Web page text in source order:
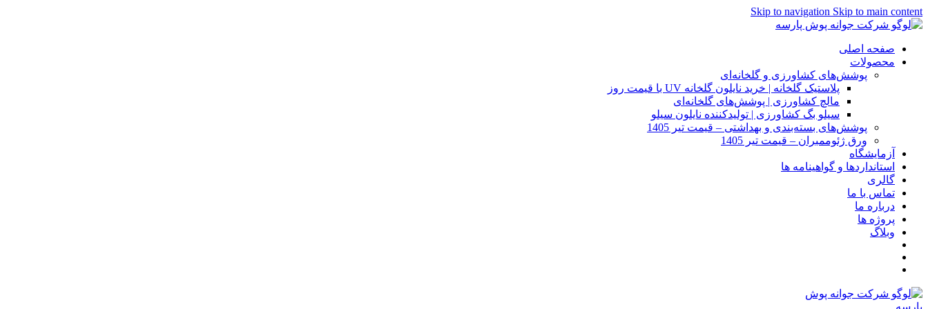
Skip to navigation Skip to main content
صفحه اصلی
محصولات
پوشش‌های کشاورزی و گلخانه‌ای
پلاستیک گلخانه | خرید نایلون گلخانه UV با قیمت روز
مالچ کشاورزی | پوشش‌های گلخانه‌ای
سیلو بگ کشاورزی | تولیدکننده نایلون سیلو
پوشش‌های بسته‌بندی و بهداشتی – قیمت تیر 1405
ورق ژئوممبران – قیمت تیر 1405
آزمایشگاه
استانداردها و گواهینامه ها
گالری
تماس با ما
درباره ما
پروژه ها
وبلاگ